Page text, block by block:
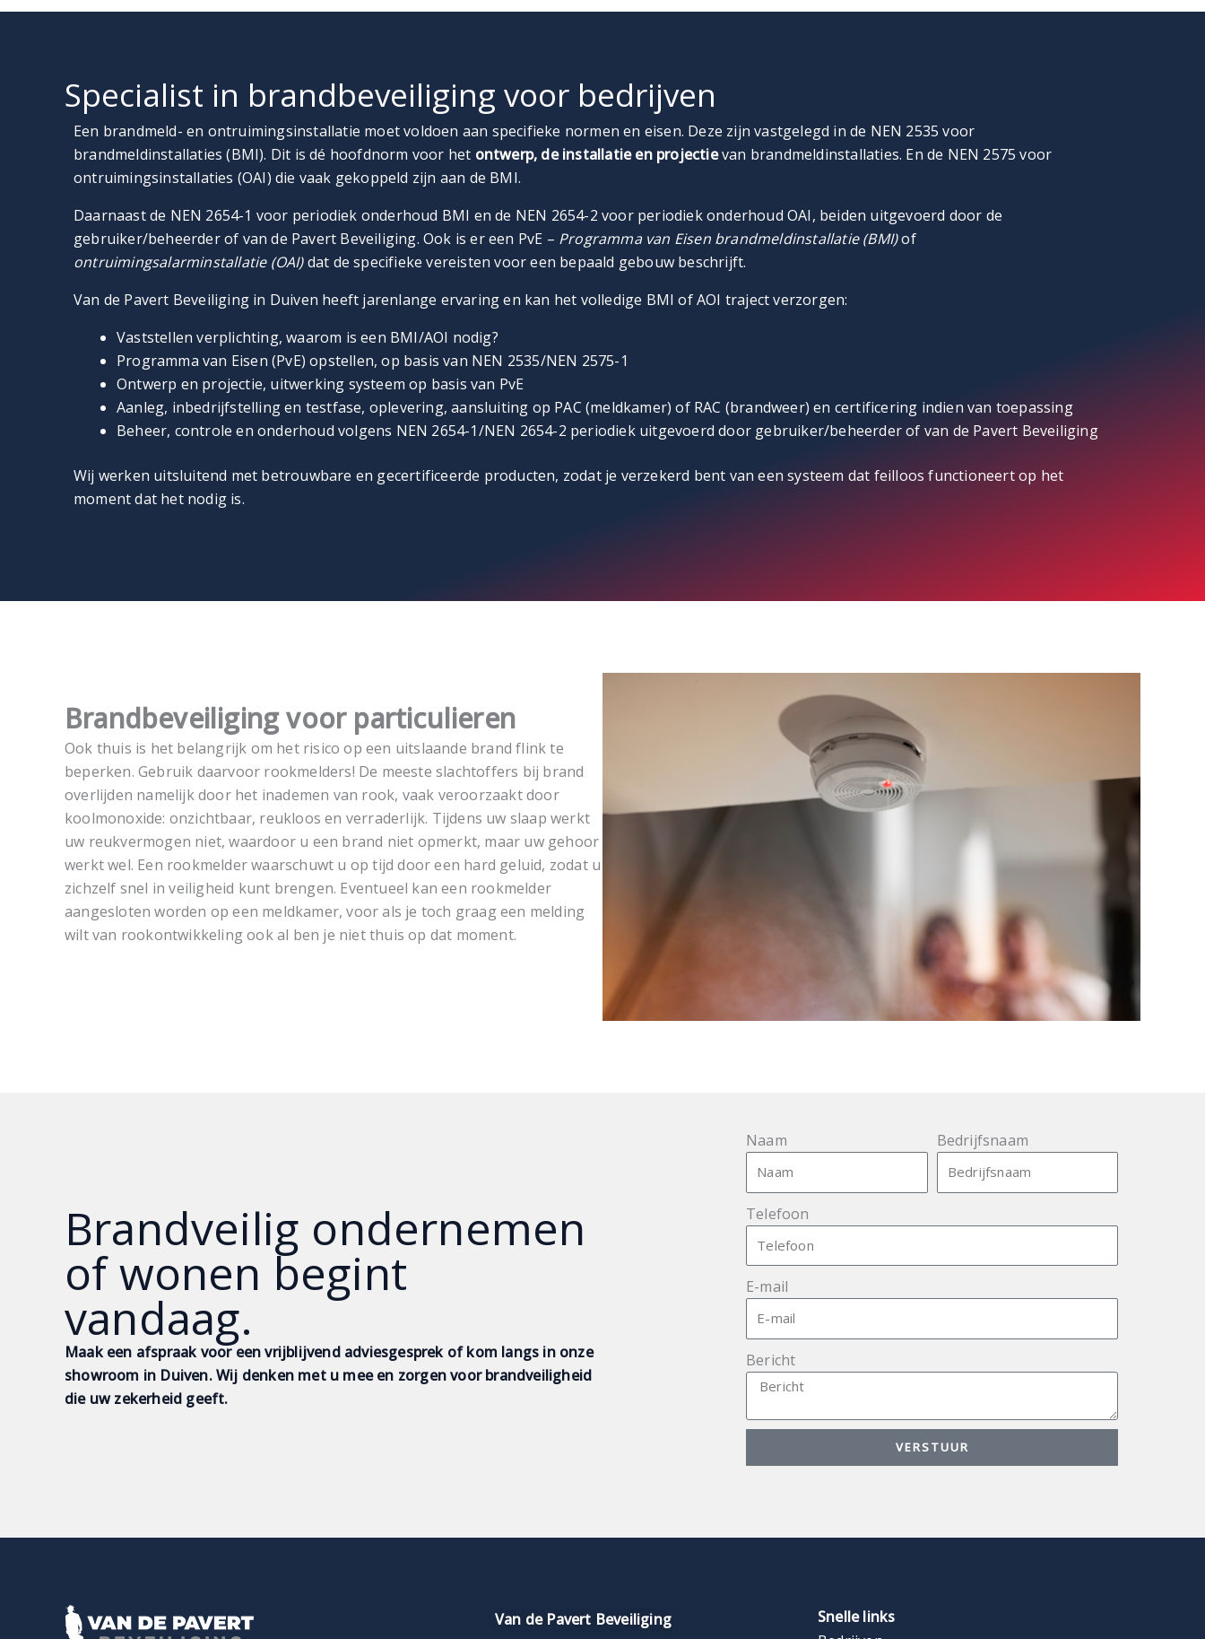
Specialist in brandbeveiliging voor bedrijven
Een brandmeld- en ontruimingsinstallatie moet voldoen aan specifieke normen en eisen. Deze zijn vastgelegd in de NEN 2535 voor
brandmeldinstallaties (BMI). Dit is dé hoofdnorm voor het ontwerp, de installatie en projectievan brandmeldinstallaties. En de NEN 2575 voor
ontruimingsinstallaties (OAI) die vaak gekoppeld zijn aan de BMI.
Daarnaast de NEN 2654-1 voor periodiek onderhoud BMI en de NEN 2654-2 voor periodiek onderhoud OAI, beiden uitgevoerd door de
gebruiker/beheerder of van de Pavert Beveiliging.Ook is er een PvE – Programma van Eisen brandmeldinstallatie (BMI)of
ontruimingsalarminstallatie (OAI)dat de specifieke vereisten voor een bepaald gebouw beschrijft.
Van de Pavert Beveiliging in Duiven heeft jarenlange ervaring en kan het volledige BMI of AOI traject verzorgen:
Vaststellen verplichting, waarom is een BMI/AOI nodig?
Programma van Eisen (PvE) opstellen, op basis van NEN 2535/NEN 2575-1
Ontwerp en projectie, uitwerking systeem op basis van PvE
Aanleg, inbedrijfstelling en testfase, oplevering, aansluiting op PAC (meldkamer) of RAC (brandweer) en certificering indien van toepassing
Beheer, controle en onderhoud volgens NEN 2654-1/NEN 2654-2 periodiek uitgevoerd door gebruiker/beheerder of van de Pavert Beveiliging
Wij werken uitsluitend met betrouwbare en gecertificeerde producten, zodat je verzekerd bent van een systeem dat feilloos functioneert op het
moment dat het nodig is.
Brandbeveiliging voor particulieren
Ook thuis is het belangrijk om het risico op een uitslaande brand flink te
beperken. Gebruik daarvoor rookmelders! De meeste slachtoffers bij brand
overlijden namelijk door het inademen van rook, vaak veroorzaakt door
koolmonoxide: onzichtbaar, reukloos en verraderlijk. Tijdens uw slaap werkt
uw reukvermogen niet, waardoor u een brand niet opmerkt, maar uw gehoor
werkt wel. Een rookmelder waarschuwt u op tijd door een hard geluid, zodat u
zichzelf snel in veiligheid kunt brengen. Eventueel kan een rookmelder
aangesloten worden op een meldkamer, voor als je toch graag een melding
wilt van rookontwikkeling ook al ben je niet thuis op dat moment.
Brandveilig ondernemen
of wonen begint
vandaag.
Maak een afspraak voor een vrijblijvend adviesgesprek of kom langs in onze
showroom in Duiven. Wij denken met u mee en zorgen voor brandveiligheid
die uw zekerheid geeft.
Naam Bedrijfsnaam
Telefoon
E-mail
Bericht
VERSTUUR
Van de Pavert Beveiliging
Snelle links